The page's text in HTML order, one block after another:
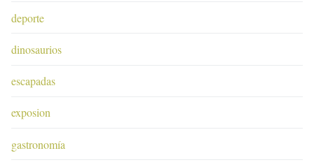
deporte
dinosaurios
escapadas
exposion
gastronomía